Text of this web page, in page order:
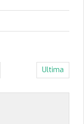
Ultima